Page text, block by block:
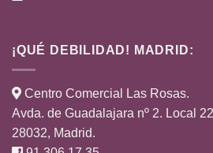
¡QUÉ DEBILIDAD! MADRID:
Centro Comercial Las Rosas.
Avda. de Guadalajara nº 2. Local
28032, Madrid.